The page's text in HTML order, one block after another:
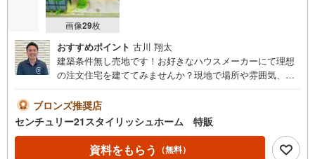
画像29枚
おすすめポイント 古川 翔太
建築条件無し売地です！お好きなハウスメーカーにて理想
の注文住宅を建ててみませんか？現地で場所や雰囲気、周
について◆平日、土日、早朝、夜間いつでもご見学可能で
す。ご自宅までの送迎等、お気軽にご相談ください。車内
チャイルドシートもございます！お客様のご都合に合わせ
たご提案をさせて頂きます。◆店舗について◆・店舗前お
ブロンズ推奨店
センチュリー21スタイリッシュホーム 特販
資料をもらう （無料）